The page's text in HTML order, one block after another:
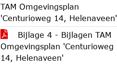
TAM Omgevingsplan
'Centurioweg 14, Helenaveen'
Bijlage 4 - Bijlagen TAM
Omgevingsplan 'Centurioweg
14, Helenaveen'